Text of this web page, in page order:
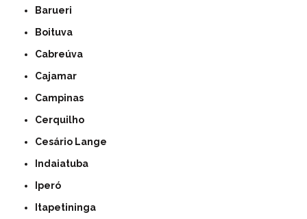
Barueri
Boituva
Cabreúva
Cajamar
Campinas
Cerquilho
Cesário Lange
Indaiatuba
Iperó
Itapetininga